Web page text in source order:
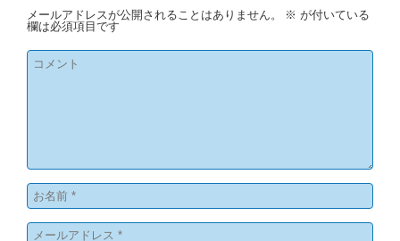
メールアドレスが公開されることはありません。 ※ が付いている
欄は必須項目です